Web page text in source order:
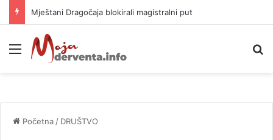
Helikopter ponovo gasi vatru u selima kod Trebinja
Meni
Početna / DRUŠTVO